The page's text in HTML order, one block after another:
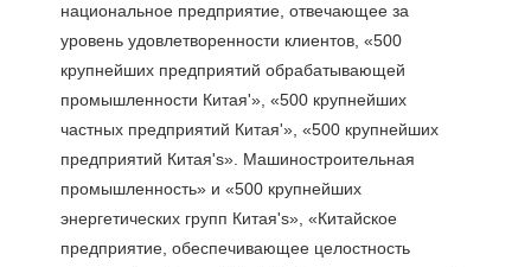
национальное предприятие, отвечающее за
уровень удовлетворенности клиентов, «500
крупнейших предприятий обрабатывающей
промышленности Китая'», «500 крупнейших
частных предприятий Китая'», «500 крупнейших
предприятий Китая's». Машиностроительная
промышленность» и «500 крупнейших
энергетических групп Китая's», «Китайское
предприятие, обеспечивающее целостность